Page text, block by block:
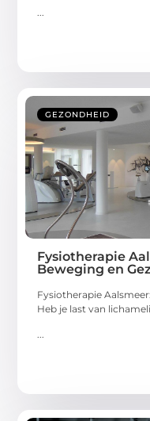
GEZONDHEID
Fysiotherapie
Beweging en
Fysiotherapie
Heb je last van
...